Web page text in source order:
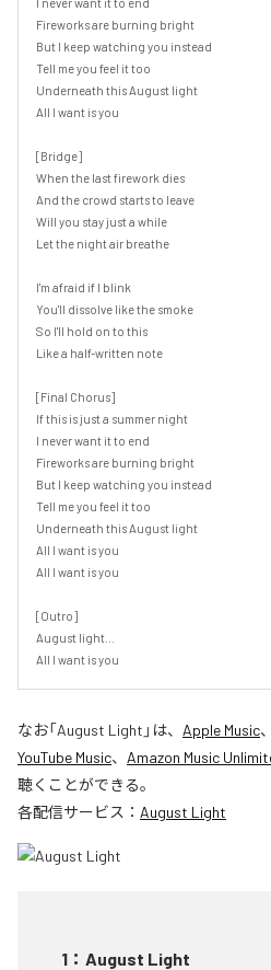
Fireworks are burning bright
But I keep watching you instead
Tell me you feel it too
Underneath this August light
All I want is you
[Bridge]
When the last firework dies
And the crowd starts to leave
Will you stay just a while
Let the night air breathe
I'm afraid if I blink
You'll dissolve like the smoke
So I'll hold on to this
Like a half-written note
[Final Chorus]
If this is just a summer night
I never want it to end
Fireworks are burning bright
But I keep watching you instead
Tell me you feel it too
Underneath this August light
All I want is you
All I want is you
[Outro]
August light...
All I want is you
なお「August Light 」は、 Apple Music、
YouTube Music、 Amazon Music
聴くことができる。
各配信サービス： August Light
1 ： August Light